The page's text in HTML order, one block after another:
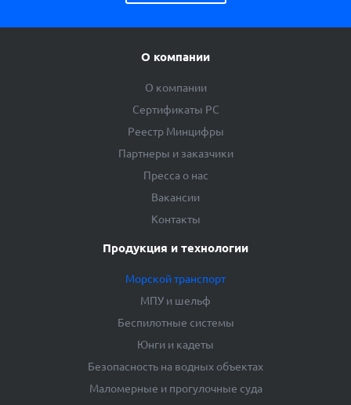
О компании
О компании
Сертификаты РС
Реестр Минцифры
Партнеры и заказчики
Пресса о нас
Вакансии
Контакты
Продукция и технологии
Морской транспорт
МПУ и шельф
Беспилотные системы
Юнги и кадеты
Безопасность на водных объектах
Маломерные и прогулочные суда